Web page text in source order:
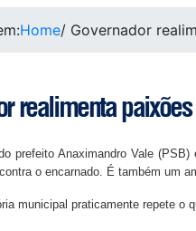
Home/ Governador
realimenta
prefeito Anaximandro Vale
o encarnado. É também um
municipal praticamente repete o